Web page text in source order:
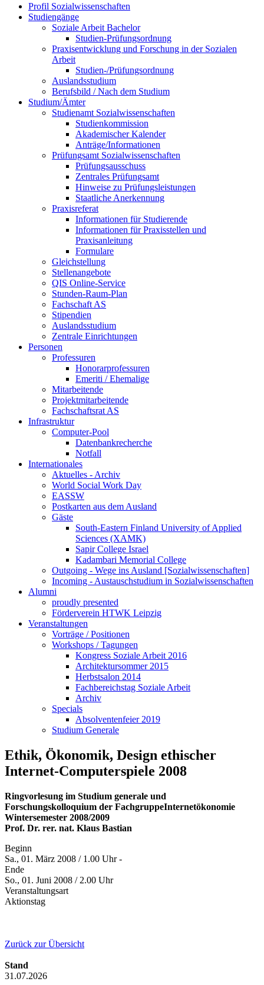
Profil Sozialwissenschaften
Studiengänge
Soziale Arbeit Bachelor
Studien-Prüfungsordnung
Praxisentwicklung und Forschung in der Sozialen
Arbeit
Studien-/Prüfungsordnung
Auslandsstudium
Berufsbild / Nach dem Studium
Studium/Ämter
Studienamt Sozialwissenschaften
Studienkommission
Akademischer Kalender
Anträge/Informationen
Prüfungsamt Sozialwissenschaften
Prüfungsausschuss
Zentrales Prüfungsamt
Hinweise zu Prüfungsleistungen
Staatliche Anerkennung
Praxisreferat
Informationen für Studierende
Informationen für Praxisstellen und
Praxisanleitung
Formulare
Gleichstellung
Stellenangebote
QIS Online-Service
Stunden-Raum-Plan
Fachschaft AS
Stipendien
Auslandsstudium
Zentrale Einrichtungen
Personen
Professuren
Honorarprofessuren
Emeriti / Ehemalige
Mitarbeitende
Projektmitarbeitende
Fachschaftsrat AS
Infrastruktur
Computer-Pool
Datenbankrecherche
Notfall
Internationales
Aktuelles - Archiv
World Social Work Day
EASSW
Postkarten aus dem Ausland
Gäste
South-Eastern Finland University of Applied
Sciences (XAMK)
Sapir College Israel
Kadambari Memorial College
Outgoing - Wege ins Ausland [Sozialwissenschaften]
Incoming - Austauschstudium in Sozialwissenschaften
Alumni
proudly presented
Förderverein HTWK Leipzig
Veranstaltungen
Vorträge / Positionen
Workshops / Tagungen
Kongress Soziale Arbeit 2016
Architektursommer 2015
Herbstsalon 2014
Fachbereichstag Soziale Arbeit
Archiv
Specials
Absolventenfeier 2019
Studium Generale
Ethik, Ökonomik, Design ethischer
Internet-Computerspiele 2008
Ringvorlesung im Studium generale und
Forschungskolloquium der FachgruppeInternetökonomie
Wintersemester 2008/2009
Prof. Dr. rer. nat. Klaus Bastian
Beginn
Sa., 01. März 2008 / 1.00 Uhr -
Ende
So., 01. Juni 2008 / 2.00 Uhr
Veranstaltungsart
Aktionstag
Zurück zur Übersicht
Stand
31.07.2026